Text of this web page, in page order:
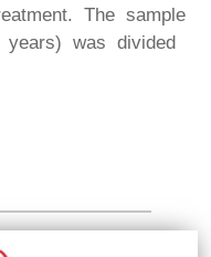
The sample
was divided